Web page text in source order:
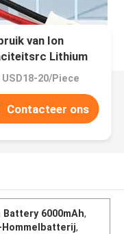
van Ion
Lithium
USD18-20/Piece
Contacteer ons
6000mAh,
Hommelbatterij,